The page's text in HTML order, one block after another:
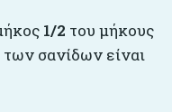
1/2 του μήκους
σανίδων είναι